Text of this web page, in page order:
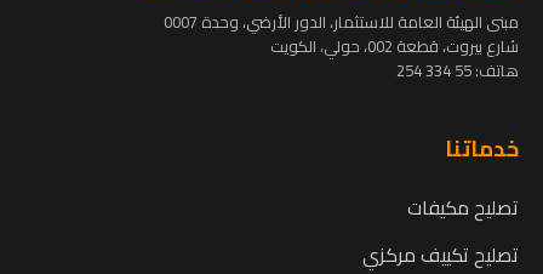
مبنى الهيئة العامة للاستثمار، الدور الأرضي، وحدة 0007
شارع بيروت، قطعة 002، حولي، الكويت
هاتف:55 334 254
خدماتنا
تصليح مكيفات
تصليح تكييف مركزي